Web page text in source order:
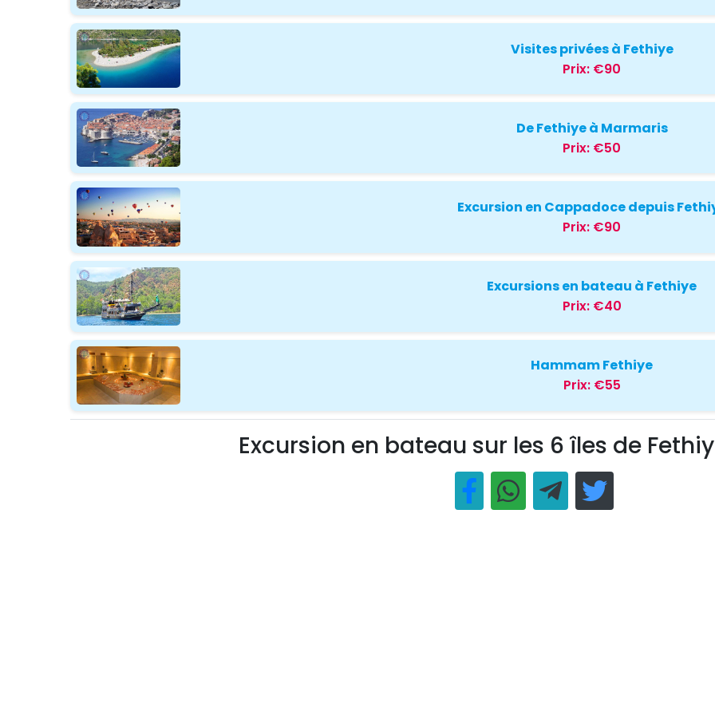
Visites privées à Fethiye
Prix: €90
De Fethiye à Marmaris
Prix: €50
Excursion en Cappadoce depuis
Prix: €90
Excursions en bateau à Fethiye
Prix: €40
Hammam Fethiye
Prix: €55
Excursion en bateau sur les 6 îles de